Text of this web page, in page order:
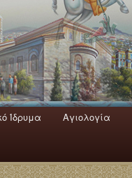
Ίδρυμα Αγιολογία